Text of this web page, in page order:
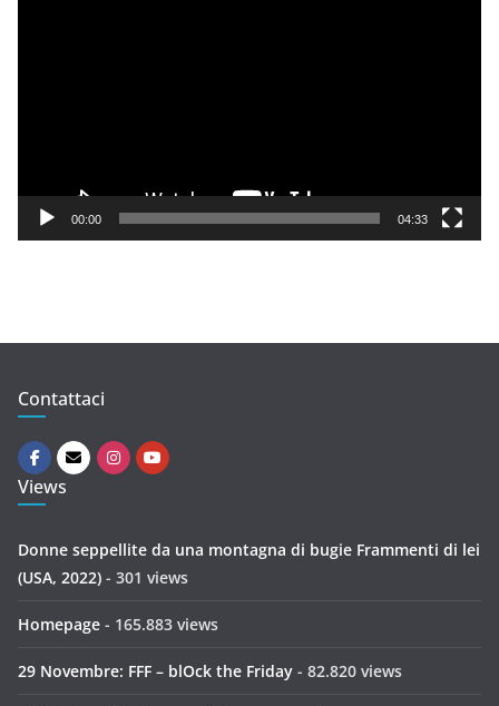
e
00:00 04:33
Contattaci
Views
Donne seppellite da una montagna di bugie Frammenti di lei
(USA, 2022) - 301 views
Homepage - 165.883 views
29 Novembre: FFF – blOck the Friday - 82.820 views